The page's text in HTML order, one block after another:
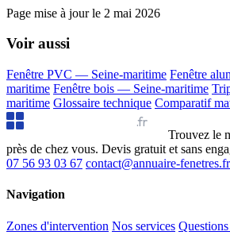
Page mise à jour le 2 mai 2026
Voir aussi
Fenêtre PVC — Seine-maritime Fenêtre
maritime Fenêtre bois — Seine-maritime
maritime Glossaire technique Comparatif
Annuaire Fenêtres.fr
Trouvez le
près de chez vous. Devis gratuit et sans
07 56 93 03 67 contact@annuaire-fenetres.fr
Navigation
Zones d'intervention Nos services